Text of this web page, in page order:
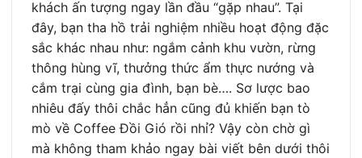
khách ấn tượng ngay lần đầu “gặp nhau”. Tại
đây, bạn tha hồ trải nghiệm nhiều hoạt động đặc
sắc khác nhau như: ngắm cảnh khu vườn, rừng
thông hùng vĩ, thưởng thức ẩm thực nướng và
cắm trại cùng gia đình, bạn bè…. Sơ lược bao
nhiêu đấy thôi chắc hẳn cũng đủ khiến bạn tò
mò về Coffee Đồi Gió rồi nhỉ? Vậy còn chờ gì
mà không tham khảo ngay bài viết bên dưới thôi